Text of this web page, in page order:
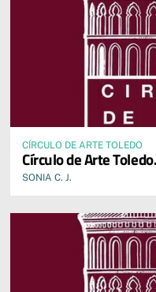
CÍRCULO DE ARTE TOLEDO
Círculo de Arte
SONIA C. J.